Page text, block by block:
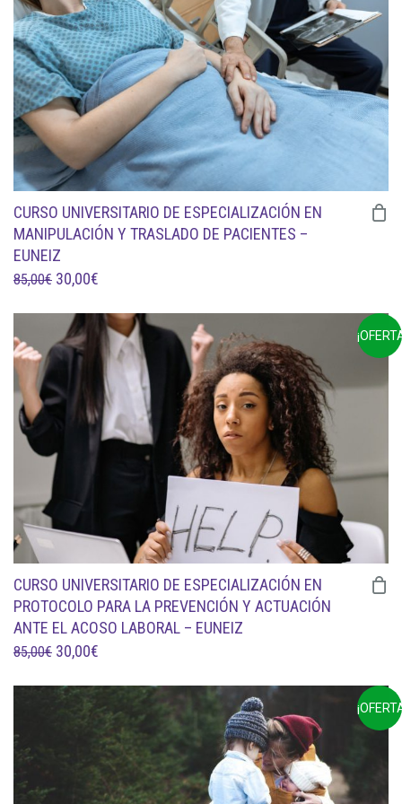
CURSO UNIVERSITARIO DE ESPECIALIZACIÓN EN
MANIPULACIÓN Y TRASLADO DE PACIENTES –
EUNEIZ
85,00€ EL
ORIGINAL
ERA:
30,00€
ACTUAL
ES:
30,00€.
CURSO UNIVERSITARIO DE ESPECIALIZACIÓN EN
PROTOCOLO PARA LA PREVENCIÓN Y ACTUACIÓN
ANTE EL ACOSO LABORAL – EUNEIZ
85,00€ EL
ORIGINAL
ERA:
85,00€.
30,00€
ACTUAL
ES:
30,00€.